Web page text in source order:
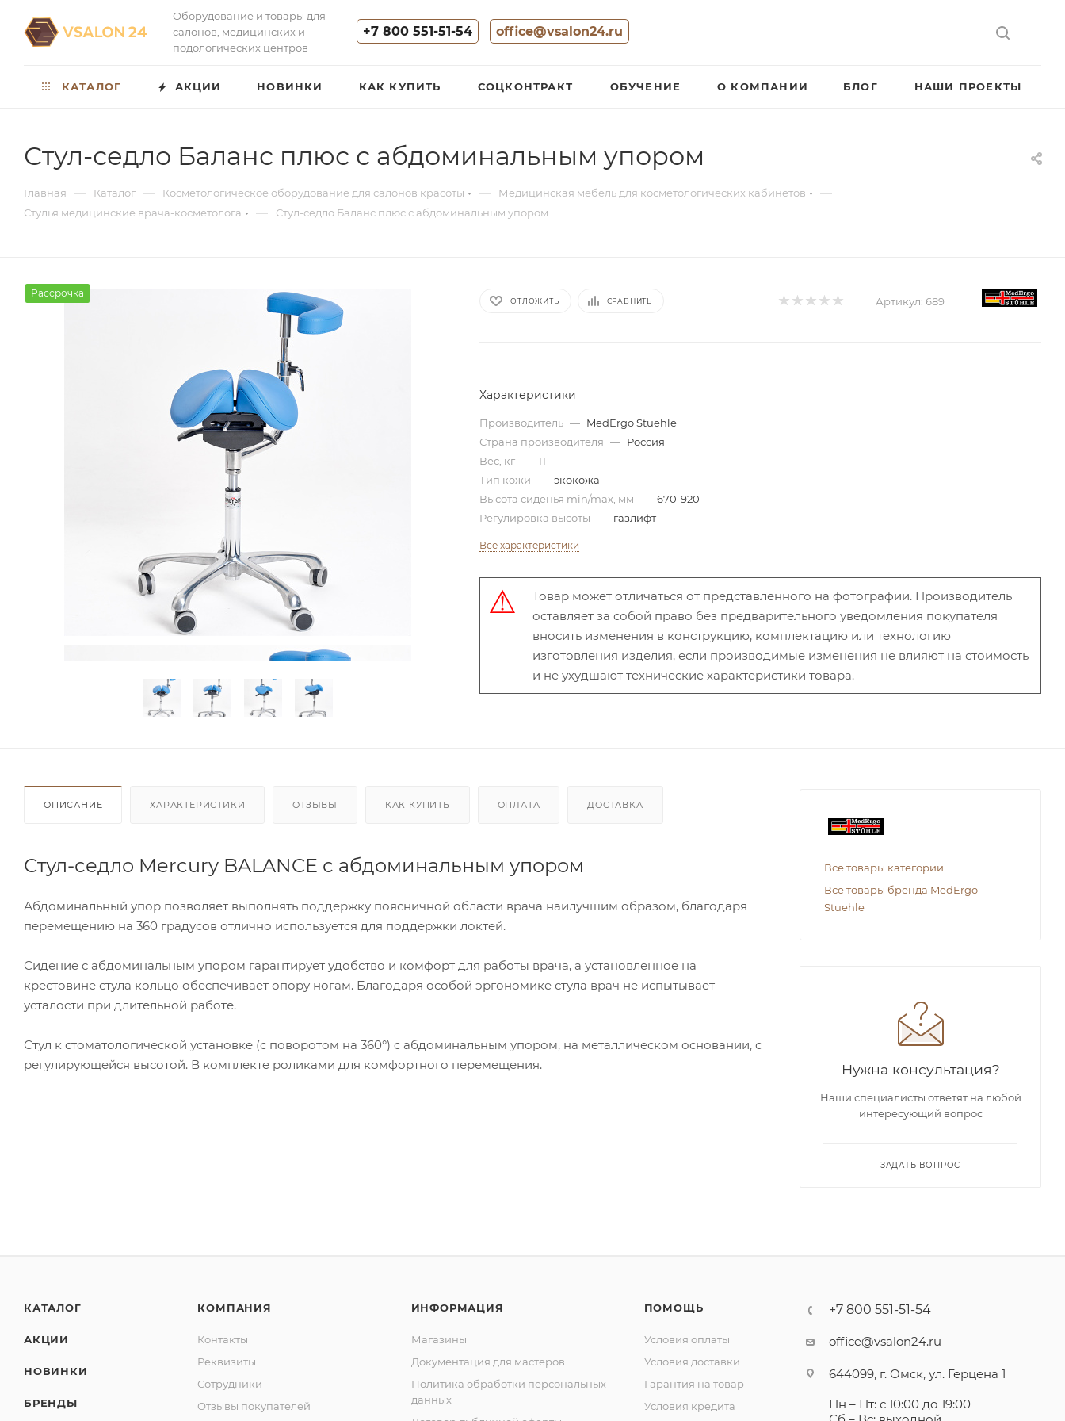
Оборудование и товары для
салонов, медицинских и
подологических центров
+7 800 551-51-54 office@vsalon24.ru
КАТАЛОГ АКЦИИ НОВИНКИ КАК КУПИТЬ СОЦКОНТРАКТ ОБУЧЕНИЕ О КОМПАНИИ БЛОГ НАШИ ПРОЕКТЫ
Стул-седло Баланс плюс с абдоминальным упором
Главная — Каталог — Косметологическое оборудование для салонов красоты — Медицинская мебель для косметологических кабинетов —
Стулья медицинские врача-косметолога — Стул-седло Баланс плюс с абдоминальным упором
Рассрочка
ОТЛОЖИТЬ СРАВНИТЬ Артикул: 689
Характеристики
Производитель — MedErgo Stuehle
Страна производителя — Россия
Вес, кг — 11
Тип кожи — экокожа
Высота сиденья min/max, мм — 670-920
Регулировка высоты — газлифт
Все характеристики
Товар может отличаться от представленного на фотографии. Производитель
оставляет за собой право без предварительного уведомления покупателя
вносить изменения в конструкцию, комплектацию или технологию
изготовления изделия, если производимые изменения не влияют на стоимость
и не ухудшают технические характеристики товара.
ОПИСАНИЕ ХАРАКТЕРИСТИКИ ОТЗЫВЫ КАК КУПИТЬ ОПЛАТА ДОСТАВКА
Стул-седло Mercury BALANCE с абдоминальным упором
Абдоминальный упор позволяет выполнять поддержку поясничной области врача наилучшим образом, благодаря
перемещению на 360 градусов отлично используется для поддержки локтей.
Сидение c абдоминальным упором гарантирует удобство и комфорт для работы врача, а установленное на
крестовине стула кольцо обеспечивает опору ногам. Благодаря особой эргономике стула врач не испытывает
усталости при длительной работе.
Стул к стоматологической установке (с поворотом на 360°) c абдоминальным упором, на металлическом основании, с
регулирующейся высотой. В комплекте роликами для комфортного перемещения.
Все товары категории
Все товары бренда MedErgo
Stuehle
Нужна консультация?
Наши специалисты ответят на любой
интересующий вопрос
ЗАДАТЬ ВОПРОС
КАТАЛОГ
АКЦИИ
НОВИНКИ
БРЕНДЫ
КОМПАНИЯ
Контакты
Реквизиты
Сотрудники
Отзывы покупателей
ИНФОРМАЦИЯ
Магазины
Документация для мастеров
Политика обработки персональных
данных
ПОМОЩЬ
Условия оплаты
Условия доставки
Гарантия на товар
Условия кредита
+7 800 551-51-54
office@vsalon24.ru
644099, г. Омск, ул. Герцена 1
Пн – Пт: с 10:00 до 19:00